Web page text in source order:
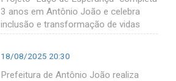
3 anos em Antônio João e celebra
inclusão e transformação de vidas
18/08/2025 20:30
Prefeitura de Antônio João realiza